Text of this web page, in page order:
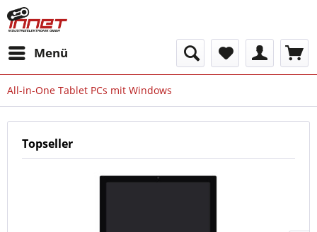
Menü
All-in-One Tablet PCs mit Windows
Topseller